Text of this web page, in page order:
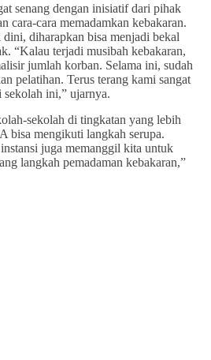
senang dengan inisiatif dari pihak
cara-cara memadamkan kebakaran.
diharapkan bisa menjadi bekal
“Kalau terjadi musibah kebakaran,
jumlah korban. Selama ini, sudah
pelatihan. Terus terang kami sangat
sekolah ini,” ujarnya.
sekolah di tingkatan yang lebih
bisa mengikuti langkah serupa.
juga memanggil kita untuk
langkah pemadaman kebakaran,”